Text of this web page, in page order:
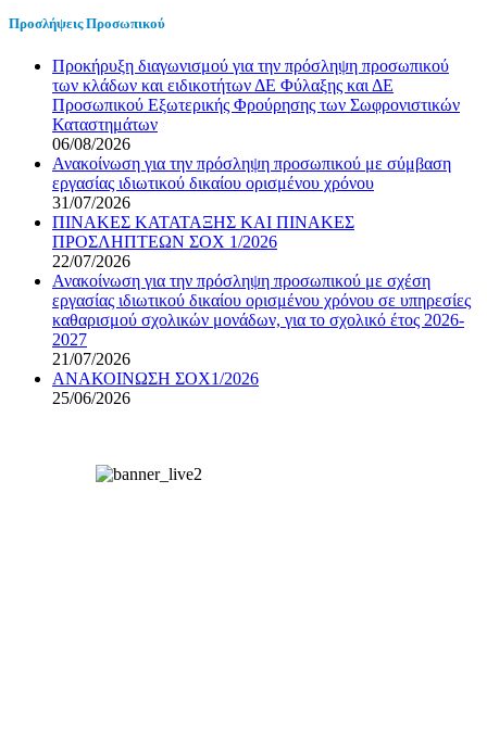
Προσλήψεις Προσωπικού
Προκήρυξη διαγωνισμού για την πρόσληψη προσωπικού
των κλάδων και ειδικοτήτων ΔΕ Φύλαξης και ΔΕ
Προσωπικού Εξωτερικής Φρούρησης των Σωφρονιστικών
Καταστημάτων
06/08/2026
Ανακοίνωση για την πρόσληψη προσωπικού με σύμβαση
εργασίας ιδιωτικού δικαίου ορισμένου χρόνου
31/07/2026
ΠΙΝΑΚΕΣ ΚΑΤΑΤΑΞΗΣ ΚΑΙ ΠΙΝΑΚΕΣ
ΠΡΟΣΛΗΠΤΕΩΝ ΣΟΧ 1/2026
22/07/2026
Ανακοίνωση για την πρόσληψη προσωπικού με σχέση
εργασίας ιδιωτικού δικαίου ορισμένου χρόνου σε υπηρεσίες
καθαρισμού σχολικών μονάδων, για το σχολικό έτος 2026-
2027
21/07/2026
ΑΝΑΚΟΙΝΩΣΗ ΣΟΧ1/2026
25/06/2026